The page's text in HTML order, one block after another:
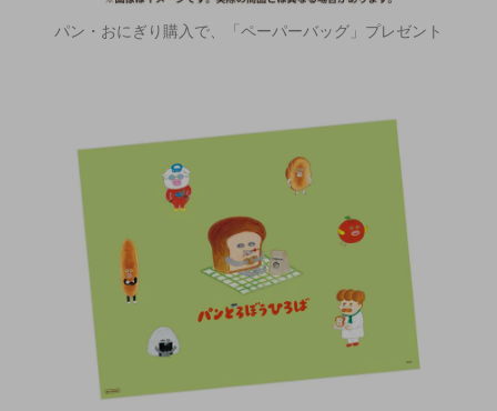
パン・おにぎり購入で、「ペーパーバッグ」プレゼント